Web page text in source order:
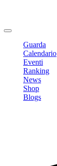
Guarda
Calendario
Eventi
Ranking
News
Shop
Blogs